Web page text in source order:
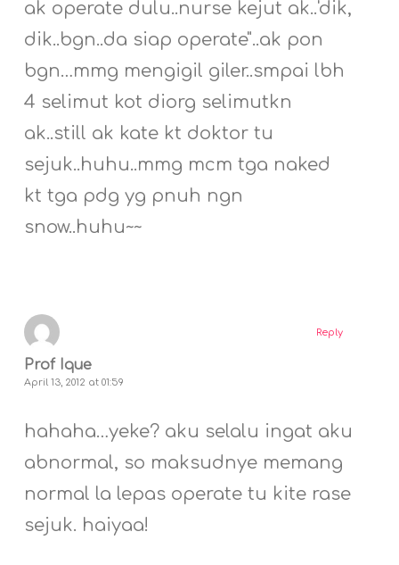
ak operate dulu..nurse kejut ak..'dik,
dik..bgn..da siap operate"..ak pon
bgn…mmg mengigil giler..smpai lbh
4 selimut kot diorg selimutkn
ak..still ak kate kt doktor tu
sejuk..huhu..mmg mcm tga naked
kt tga pdg yg pnuh ngn
snow..huhu~~
Prof Ique
April 13, 2012 at 01:59
hahaha…yeke? aku selalu ingat aku
abnormal, so maksudnye memang
normal la lepas operate tu kite rase
sejuk. haiyaa!
Reply